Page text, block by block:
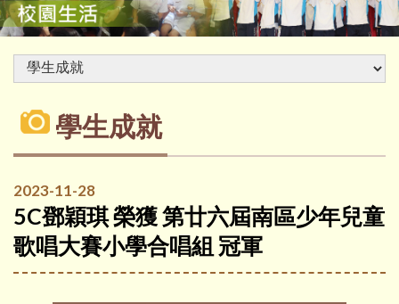
學生成就
2023-11-28
5C鄧穎琪 榮獲 第廿六屆南區少年兒童
歌唱大賽小學合唱組 冠軍